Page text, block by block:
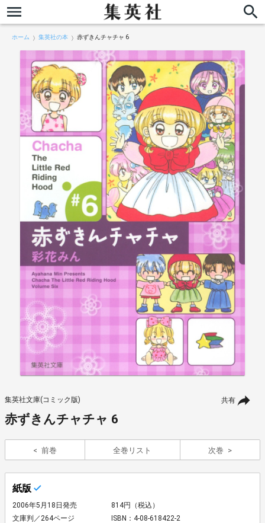
ホーム 集英社の本 赤ずきんチャチャ 6
共有
集英社文庫(コミック版)
赤ずきんチャチャ 6
前巻 全巻リスト 次巻
紙版
2006年5月18日発売
814円（税込）
文庫判／264ページ
ISBN：4-08-618422-2